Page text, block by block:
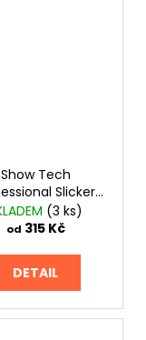
Show Tech
Slicker
modrý(3 ks)
od 315 Kč
DETAIL